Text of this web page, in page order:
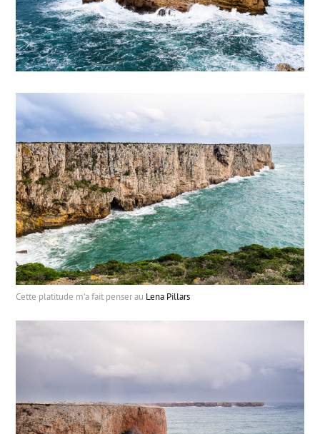
Cette platitude m’a fait penser au Lena Pillars